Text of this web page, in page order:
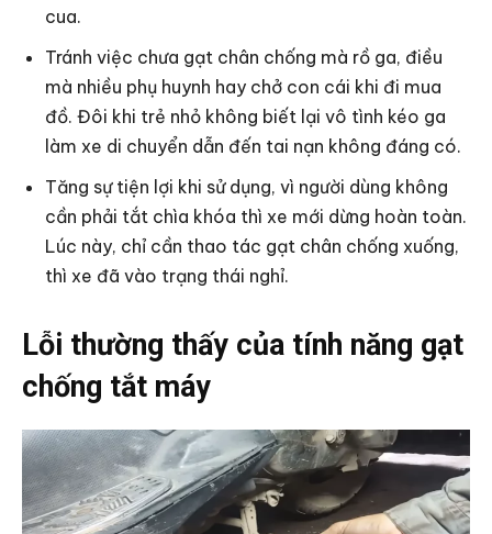
cua.
Tránh việc chưa gạt chân chống mà rồ ga, điều
mà nhiều phụ huynh hay chở con cái khi đi mua
đồ. Đôi khi trẻ nhỏ không biết lại vô tình kéo ga
làm xe di chuyển dẫn đến tai nạn không đáng có.
Tăng sự tiện lợi khi sử dụng, vì người dùng không
cần phải tắt chìa khóa thì xe mới dừng hoàn toàn.
Lúc này, chỉ cần thao tác gạt chân chống xuống,
thì xe đã vào trạng thái nghỉ.
Lỗi thường thấy của tính năng gạt
chống tắt máy